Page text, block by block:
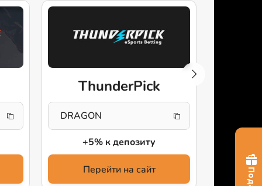
ThunderPick
DRAGON
+5% к депозиту
Перейти на сайт